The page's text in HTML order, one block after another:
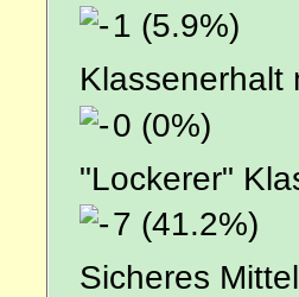
1 (5.9%)
Klassenerhalt
0 (0%)
"Lockerer"
7 (41.2%)
Sicheres